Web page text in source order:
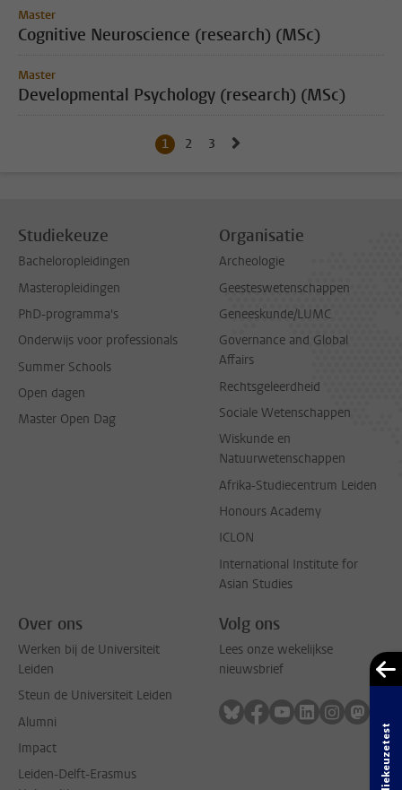
Master
Cognitive Neuroscience (research) (MSc)
Master
Developmental Psychology (research) (MSc)
Huidige pagina, pagina
1 Naar pagina
2 Naar pagina
3
Studiekeuze
Bacheloropleidingen
Masteropleidingen
PhD-programma's
Onderwijs voor professionals
Summer Schools
Open dagen
Master Open Dag
Organisatie
Archeologie
Geesteswetenschappen
Geneeskunde/LUMC
Governance and Global
Affairs
Rechtsgeleerdheid
Sociale Wetenschappen
Wiskunde en
Natuurwetenschappen
Afrika-Studiecentrum Leiden
Honours Academy
ICLON
International Institute for
Asian Studies
Over ons
Werken bij de Universiteit
Leiden
Steun de Universiteit Leiden
Alumni
Impact
Leiden-Delft-Erasmus
Volg ons
Lees onze wekelijkse
nieuwsbrief
Volg ons op bluesky
Volg ons op facebook
Volg ons op
Volg ons op
Volg ons
Volg
Studiekeuzetest